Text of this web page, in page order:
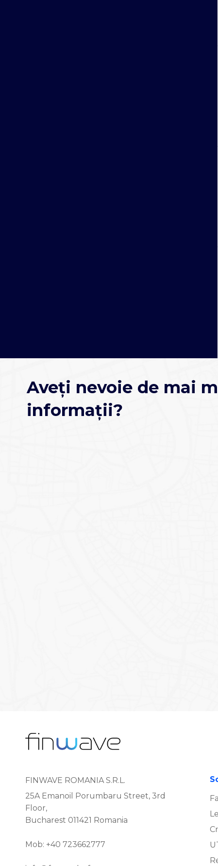
Aveți nevoie de mai
informații?
FINWAVE ROMANIA S.R.L.
25A Emanoil Porumbaru Street, 3rd
Floor,
Bucharest 011421 Romania
Mob: +40 723662777